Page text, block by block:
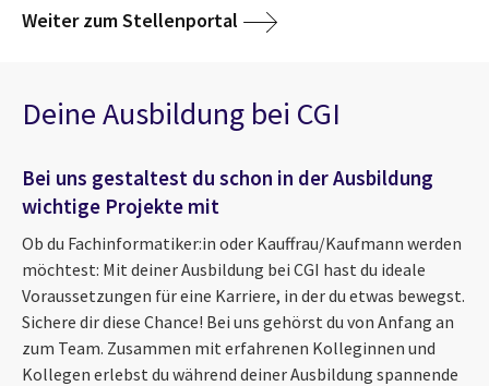
Weiter zum Stellenportal
Deine Ausbildung bei CGI
Bei uns gestaltest du schon in der Ausbildung
wichtige Projekte mit
Ob du Fachinformatiker:in oder Kauffrau/Kaufmann werden
möchtest: Mit deiner Ausbildung bei CGI hast du ideale
Voraussetzungen für eine Karriere, in der du etwas bewegst.
Sichere dir diese Chance! Bei uns gehörst du von Anfang an
zum Team. Zusammen mit erfahrenen Kolleginnen und
Kollegen erlebst du während deiner Ausbildung spannende